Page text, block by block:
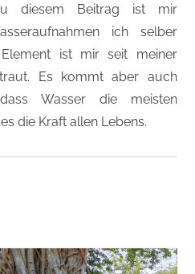
diesem Beitrag ist mir
ich selber
ist mir seit meiner
Es kommt aber auch
Wasser die meisten
die Kraft allen Lebens.